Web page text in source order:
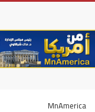
MnAmerica